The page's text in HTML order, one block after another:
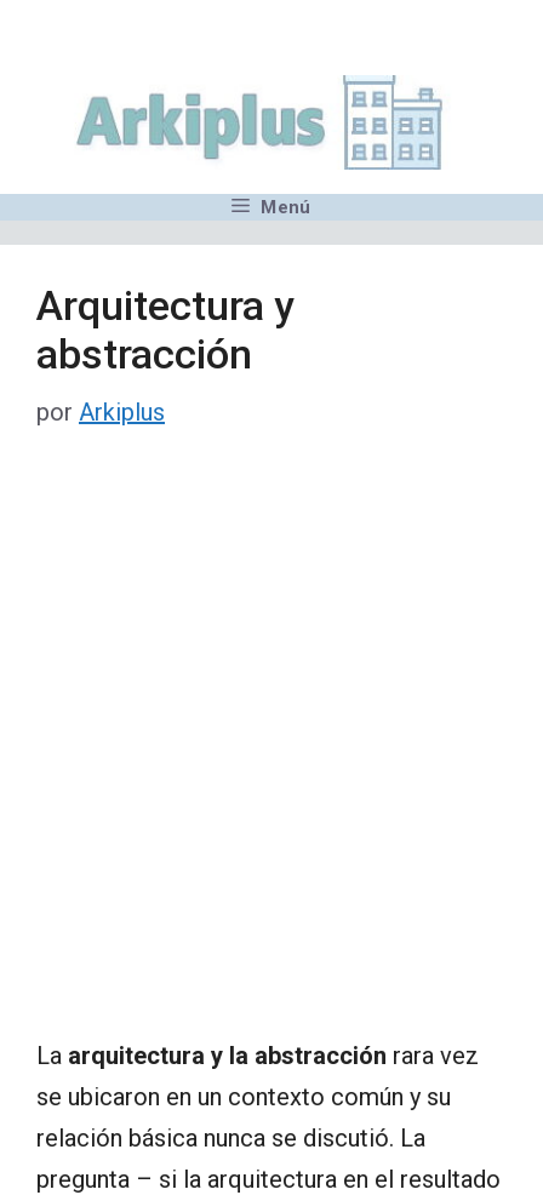
contenido
Menú
Arquitectura y
abstracción
por Arkiplus
La arquitectura y la abstracción rara vez
se ubicaron en un contexto común y su
relación básica nunca se discutió. La
pregunta – si la arquitectura en el resultado